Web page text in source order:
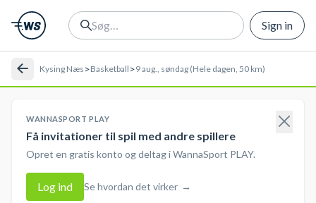
Sign in
Kysing Næs >Basketball >9 aug., søndag (Hele dagen, 50 km)
WANNASPORT PLAY
Få invitationer til spil med andre spillere
Opret en gratis konto og deltag i WannaSport PLAY.
Log ind Se hvordan det virker →